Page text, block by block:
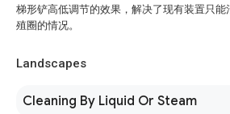
梯形铲高低调节的效果，解决了现有装置只能
殖圈的情况。
Landscapes
Cleaning By Liquid Or Steam